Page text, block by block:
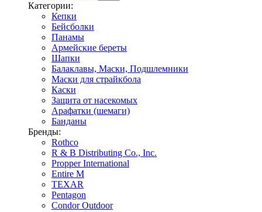
Категории:
Кепки
Бейсболки
Панамы
Армейские береты
Шапки
Балаклавы, Маски, Подшлемники
Маски для страйкбола
Каски
Защита от насекомых
Арафатки (шемаги)
Банданы
Бренды:
Rothco
R & B Distributing Co., Inc.
Propper International
Entire M
TEXAR
Pentagon
Condor Outdoor